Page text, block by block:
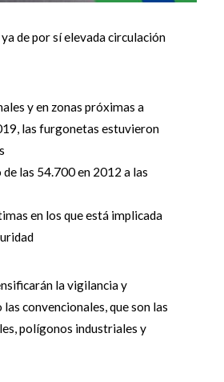
de por sí elevada circulación
y en zonas próximas a
las furgonetas estuvieron
las 54.700 en 2012 a las
en los que está implicada
la vigilancia y
convencionales, que son las
polígonos industriales y